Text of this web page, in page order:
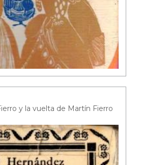
y la vuelta de Martín Fierro